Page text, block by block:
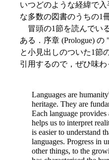
いつどのような経緯で
な多数の図書のうちの1
冒頭の1節を読んでい
ある．序章 (Prologue) の
と小見出しのついた1節
引用するので，ぜひ味わ
Languages are
heritage. They are
Each language
helps us to interpret
is easier to understand
languages. Progress in
other things, to the